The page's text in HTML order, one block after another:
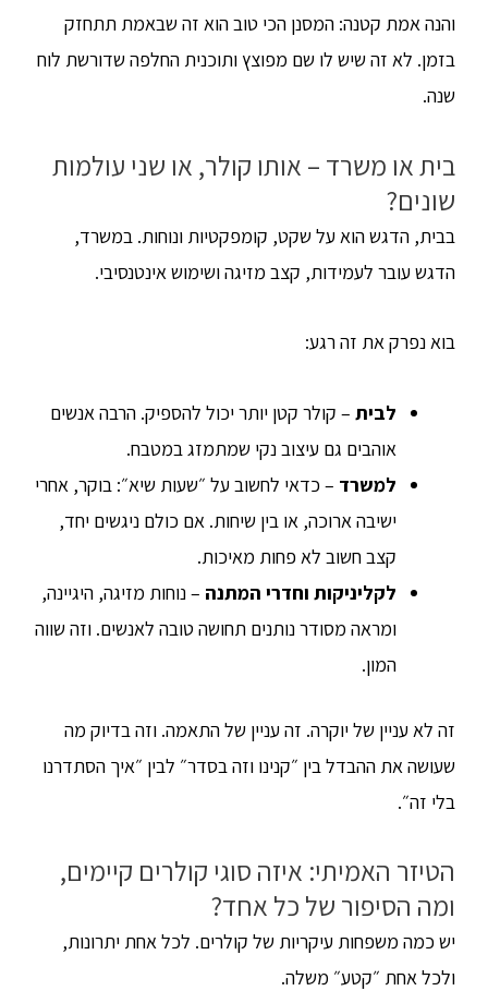
והנה אמת קטנה: המסנן הכי טוב הוא זה שבאמת תתחזק
בזמן. לא זה שיש לו שם מפוצץ ותוכנית החלפה שדורשת לוח
שנה.
בית או משרד – אותו קולר, או שני עולמות
שונים?
בבית, הדגש הוא על שקט, קומפקטיות ונוחות. במשרד,
הדגש עובר לעמידות, קצב מזיגה ושימוש אינטנסיבי.
בוא נפרק את זה רגע:
לבית – קולר קטן יותר יכול להספיק. הרבה אנשים
אוהבים גם עיצוב נקי שמתמזג במטבח.
למשרד – כדאי לחשוב על ״שעות שיא״: בוקר, אחרי
ישיבה ארוכה, או בין שיחות. אם כולם ניגשים יחד,
קצב חשוב לא פחות מאיכות.
לקליניקות וחדרי המתנה – נוחות מזיגה, היגיינה,
ומראה מסודר נותנים תחושה טובה לאנשים. וזה שווה
המון.
זה לא עניין של יוקרה. זה עניין של התאמה. וזה בדיוק מה
שעושה את ההבדל בין ״קנינו וזה בסדר״ לבין ״איך הסתדרנו
בלי זה״.
הטיזר האמיתי: איזה סוגי קולרים קיימים,
ומה הסיפור של כל אחד?
יש כמה משפחות עיקריות של קולרים. לכל אחת יתרונות,
ולכל אחת ״קטע״ משלה.